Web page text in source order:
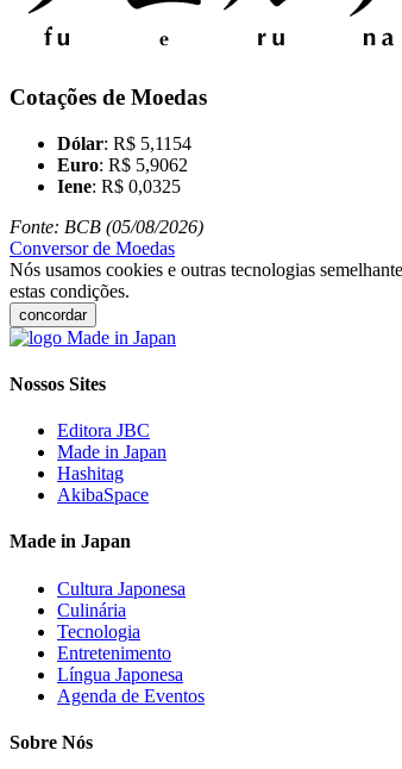
Cotações de Moedas
Dólar: R$ 5,1154
Euro: R$ 5,9062
Iene: R$ 0,0325
Fonte: BCB (05/08/2026)
Conversor de Moedas
Nós usamos cookies e outras tecnologias
estas condições.
concordar
Nossos Sites
Editora JBC
Made in Japan
Hashitag
AkibaSpace
Made in Japan
Cultura Japonesa
Culinária
Tecnologia
Entretenimento
Língua Japonesa
Agenda de Eventos
Sobre Nós